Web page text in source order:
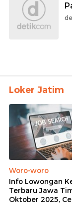
Loker Jatim
Woro-woro
Info Lowongan
Terbaru Jawa
Oktober 2025,